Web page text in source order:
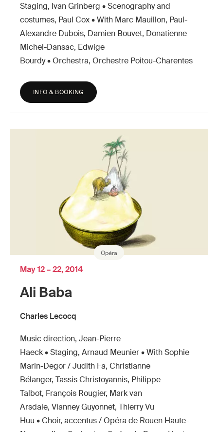
Staging, Ivan Grinberg • Scenography and
costumes, Paul Cox • With Marc Mauillon, Paul-
Alexandre Dubois, Damien Bouvet, Donatienne
Michel-Dansac, Edwige
Bourdy • Orchestra, Orchestre Poitou-Charentes
INFO & BOOKING
Opéra
Ali Baba
Charles Lecocq
May 12 – 22, 2014
Music direction, Jean-Pierre
Haeck • Staging, Arnaud Meunier • With Sophie
Marin-Degor / Judith Fa, Christianne
Bélanger, Tassis Christoyannis, Philippe
Talbot, François Rougier, Mark van
Arsdale, Vianney Guyonnet, Thierry Vu
Huu • Choir, accentus / Opéra de Rouen Haute-